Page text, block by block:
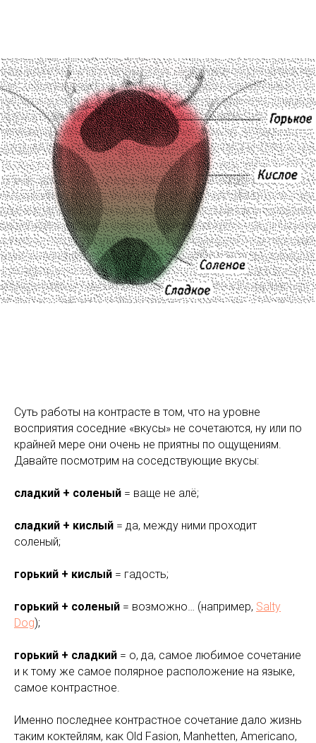
Суть работы на контрасте в том, что на уровне
восприятия соседние «вкусы» не сочетаются, ну или по
крайней мере они очень не приятны по ощущениям.
Давайте посмотрим на соседствующие вкусы:
сладкий + соленый = ваще не алё;
сладкий + кислый = да, между ними проходит
соленый;
горький + кислый = гадость;
горький + соленый = возможно… (например, Salty
Dog);
горький + сладкий = о, да, самое любимое сочетание
и к тому же самое полярное расположение на языке,
самое контрастное.
Именно последнее контрастное сочетание дало жизнь
таким коктейлям, как Old Fasion, Manhetten, Americano,